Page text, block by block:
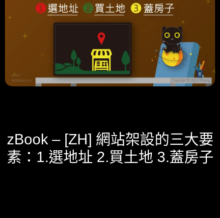
zBook – [ZH] 網站架設的三大要
素：1.選地址 2.買土地 3.蓋房子